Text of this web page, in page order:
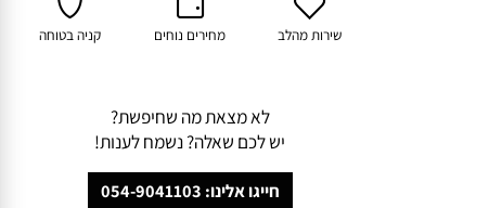
שירות מהלב מחירים נוחים קניה בטוחה
לא מצאת מה שחיפשת?
יש לכם שאלה? נשמח לענות!